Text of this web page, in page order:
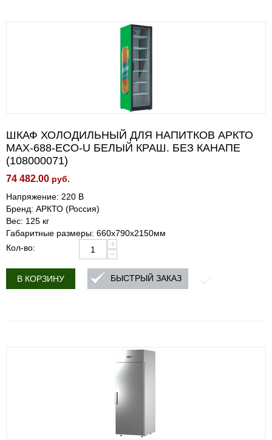
ШКАФ ХОЛОДИЛЬНЫЙ ДЛЯ НАПИТКОВ АРКТО
MAX-688-ECO-U БЕЛЫЙ КРАШ. БЕЗ КАНАПЕ
(108000071)
74 482.00 руб.
Напряжение: 220 В
Бренд: АРКТО (Россия)
Вес: 125 кг
Габаритные размеры: 660х790х2150мм
Кол-во:
+
−
В КОРЗИНУ БЫСТРЫЙ ЗАКАЗ